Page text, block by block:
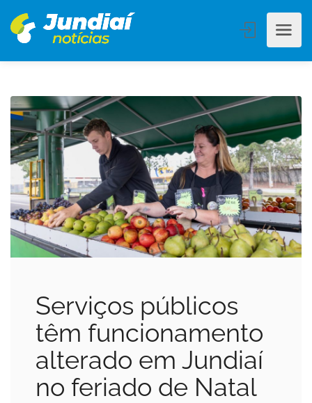
Serviços públicos
têm funcionamento
alterado em Jundiaí
no feriado de Natal